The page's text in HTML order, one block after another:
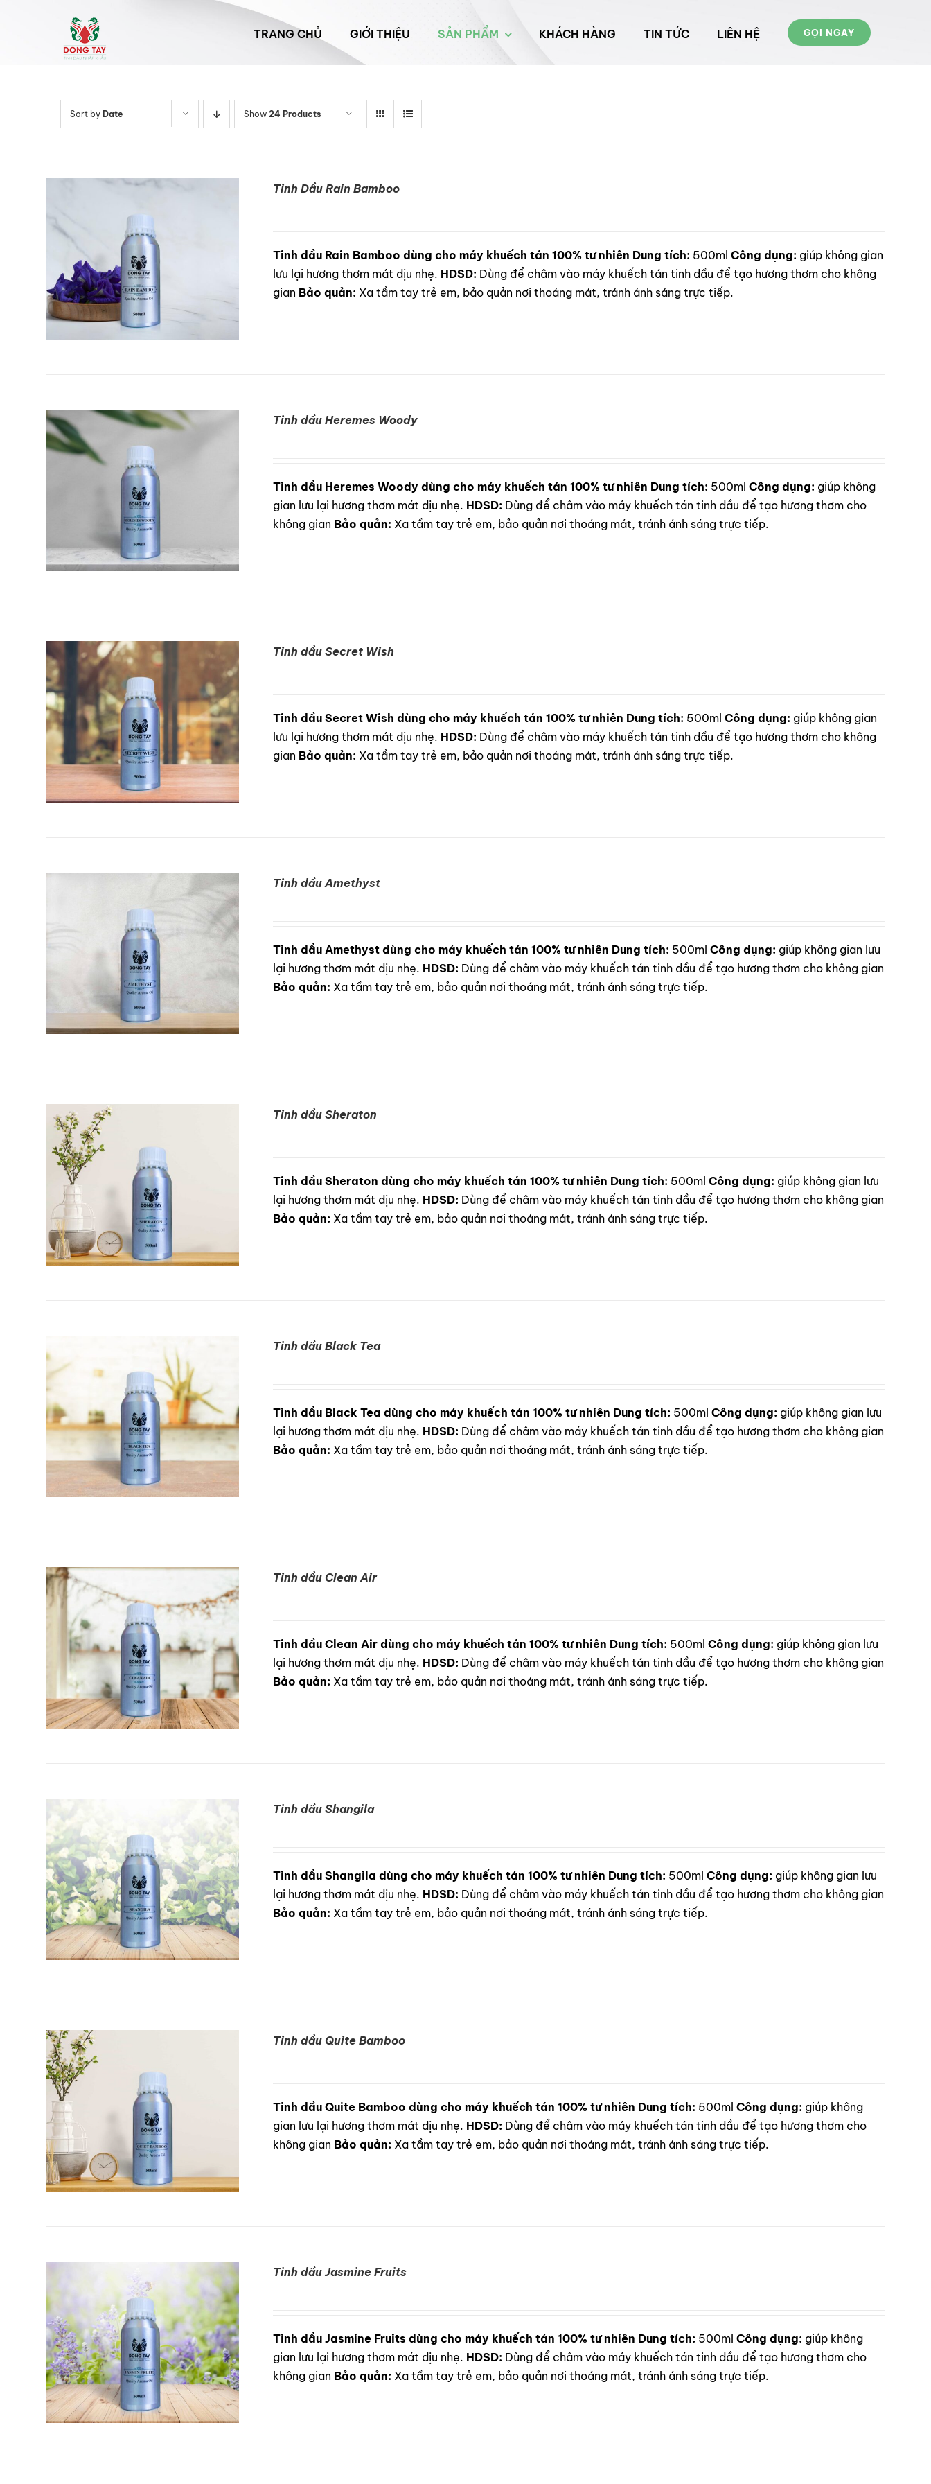
TRANG CHỦ GIỚI THIỆU SẢN PHẨM KHÁCH HÀNG TIN TỨC LIÊN HỆ GỌI NGAY
Sort by Date Show 24 Products
DETAILS
Tinh Dầu Rain Bamboo
Tinh dầu Rain Bamboo dùng cho máy khuếch tán 100% tư nhiên Dung tích: 500ml Công dụng: giúp không gian
lưu lại hương thơm mát dịu nhẹ. HDSD: Dùng để châm vào máy khuếch tán tinh dầu để tạo hương thơm cho không
gian Bảo quản: Xa tầm tay trẻ em, bảo quản nơi thoáng mát, tránh ánh sáng trực tiếp.
DETAILS
Tinh dầu Heremes Woody
Tinh dầu Heremes Woody dùng cho máy khuếch tán 100% tư nhiên Dung tích: 500ml Công dụng: giúp không
gian lưu lại hương thơm mát dịu nhẹ. HDSD: Dùng để châm vào máy khuếch tán tinh dầu để tạo hương thơm cho
không gian Bảo quản: Xa tầm tay trẻ em, bảo quản nơi thoáng mát, tránh ánh sáng trực tiếp.
Tinh dầu Secret Wish
Tinh dầu Secret Wish dùng cho máy khuếch tán 100% tư nhiên Dung tích: 500ml Công dụng: giúp không gian
lưu lại hương thơm mát dịu nhẹ. HDSD: Dùng để châm vào máy khuếch tán tinh dầu để tạo hương thơm cho không
gian Bảo quản: Xa tầm tay trẻ em, bảo quản nơi thoáng mát, tránh ánh sáng trực tiếp.
Tinh dầu Amethyst
Tinh dầu Amethyst dùng cho máy khuếch tán 100% tư nhiên Dung tích: 500ml Công dụng: giúp không gian lưu
lại hương thơm mát dịu nhẹ. HDSD: Dùng để châm vào máy khuếch tán tinh dầu để tạo hương thơm cho không gian
Bảo quản: Xa tầm tay trẻ em, bảo quản nơi thoáng mát, tránh ánh sáng trực tiếp.
Tinh dầu Sheraton
Tinh dầu Sheraton dùng cho máy khuếch tán 100% tư nhiên Dung tích: 500ml Công dụng: giúp không gian lưu
lại hương thơm mát dịu nhẹ. HDSD: Dùng để châm vào máy khuếch tán tinh dầu để tạo hương thơm cho không gian
Bảo quản: Xa tầm tay trẻ em, bảo quản nơi thoáng mát, tránh ánh sáng trực tiếp.
Tinh dầu Black Tea
Tinh dầu Black Tea dùng cho máy khuếch tán 100% tư nhiên Dung tích: 500ml Công dụng: giúp không gian lưu
lại hương thơm mát dịu nhẹ. HDSD: Dùng để châm vào máy khuếch tán tinh dầu để tạo hương thơm cho không gian
Bảo quản: Xa tầm tay trẻ em, bảo quản nơi thoáng mát, tránh ánh sáng trực tiếp.
Tinh dầu Clean Air
Tinh dầu Clean Air dùng cho máy khuếch tán 100% tư nhiên Dung tích: 500ml Công dụng: giúp không gian lưu
lại hương thơm mát dịu nhẹ. HDSD: Dùng để châm vào máy khuếch tán tinh dầu để tạo hương thơm cho không gian
Bảo quản: Xa tầm tay trẻ em, bảo quản nơi thoáng mát, tránh ánh sáng trực tiếp.
Tinh dầu Shangila
Tinh dầu Shangila dùng cho máy khuếch tán 100% tư nhiên Dung tích: 500ml Công dụng: giúp không gian lưu
lại hương thơm mát dịu nhẹ. HDSD: Dùng để châm vào máy khuếch tán tinh dầu để tạo hương thơm cho không gian
Bảo quản: Xa tầm tay trẻ em, bảo quản nơi thoáng mát, tránh ánh sáng trực tiếp.
DETAILS
Tinh dầu Quite Bamboo
Tinh dầu Quite Bamboo dùng cho máy khuếch tán 100% tư nhiên Dung tích: 500ml Công dụng: giúp không
gian lưu lại hương thơm mát dịu nhẹ. HDSD: Dùng để châm vào máy khuếch tán tinh dầu để tạo hương thơm cho
không gian Bảo quản: Xa tầm tay trẻ em, bảo quản nơi thoáng mát, tránh ánh sáng trực tiếp.
Tinh dầu Jasmine Fruits
Tinh dầu Jasmine Fruits dùng cho máy khuếch tán 100% tư nhiên Dung tích: 500ml Công dụng: giúp không
gian lưu lại hương thơm mát dịu nhẹ. HDSD: Dùng để châm vào máy khuếch tán tinh dầu để tạo hương thơm cho
không gian Bảo quản: Xa tầm tay trẻ em, bảo quản nơi thoáng mát, tránh ánh sáng trực tiếp.